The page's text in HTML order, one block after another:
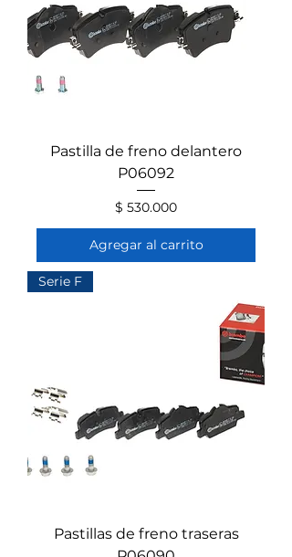
Pastilla de freno delantero
P06092
Precio
$ 530.000
Agregar al carrito
Serie F
Pastillas de freno traseras